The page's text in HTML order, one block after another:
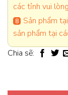
các tỉnh vui
Sản phẩm
sản phẩm tại
Chia sẽ: